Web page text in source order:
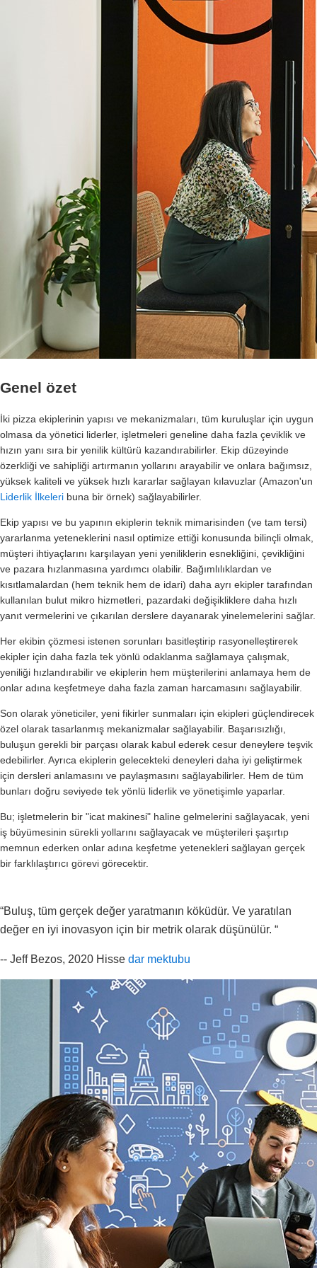
Hızlı denemelere ilişkin olarak başarıyı zorla
katlamak ve kaynakları rasyonelleştirmek için
anlama ve paylaşma yeteneğiyle bu çıkarımları
gelecekteki denemelere daha iyi şekilde uygulayarak
yinelemenin ve gelecekteki yatırım kararlarının
Amazon ve AWS'nin kuruluşunun; ekiplerin hızlı,
bağımsız ve özerk bir şekilde çalışmasını sağlarken
yönetişimi ve gözetimi teşvik etmeye yardımcı olan
yönlerinden biri, tek yönlü lider kavramıdır.
Genel özet
İki pizza ekiplerinin yapısı ve mekanizmaları, tüm kuruluşlar için uygun
olmasa da yönetici liderler, işletmeleri geneline daha fazla çeviklik ve
hızın yanı sıra bir yenilik kültürü kazandırabilirler. Ekip düzeyinde
özerkliği ve sahipliği artırmanın yollarını arayabilir ve onlara bağımsız,
yüksek kaliteli ve yüksek hızlı kararlar sağlayan kılavuzlar (Amazon'un
Liderlik İlkeleri buna bir örnek) sağlayabilirler.
Ekip yapısı ve bu yapının ekiplerin teknik mimarisinden (ve tam tersi)
yararlanma yeteneklerini nasıl optimize ettiği konusunda bilinçli olmak,
müşteri ihtiyaçlarını karşılayan yeni yeniliklerin esnekliğini, çevikliğini
ve pazara hızlanmasına yardımcı olabilir. Bağımlılıklardan ve
kısıtlamalardan (hem teknik hem de idari) daha ayrı ekipler tarafından
kullanılan bulut mikro hizmetleri, pazardaki değişikliklere daha hızlı
yanıt vermelerini ve çıkarılan derslere dayanarak yinelemelerini sağlar.
Her ekibin çözmesi istenen sorunları basitleştirip rasyonelleştirerek
ekipler için daha fazla tek yönlü odaklanma sağlamaya çalışmak,
yeniliği hızlandırabilir ve ekiplerin hem müşterilerini anlamaya hem de
onlar adına keşfetmeye daha fazla zaman harcamasını sağlayabilir.
Son olarak yöneticiler, yeni fikirler sunmaları için ekipleri güçlendirecek
özel olarak tasarlanmış mekanizmalar sağlayabilir. Başarısızlığı,
buluşun gerekli bir parçası olarak kabul ederek cesur deneylere teşvik
edebilirler. Ayrıca ekiplerin gelecekteki deneyleri daha iyi geliştirmek
için dersleri anlamasını ve paylaşmasını sağlayabilirler. Hem de tüm
bunları doğru seviyede tek yönlü liderlik ve yönetişimle yaparlar.
Bu; işletmelerin bir "icat makinesi" haline gelmelerini sağlayacak, yeni
iş büyümesinin sürekli yollarını sağlayacak ve müşterileri şaşırtıp
memnun ederken onlar adına keşfetme yetenekleri sağlayan gerçek
bir farklılaştırıcı görevi görecektir.
“Buluş, tüm gerçek değer yaratmanın köküdür. Ve yaratılan
değer en iyi inovasyon için bir metrik olarak düşünülür. “
-- Jeff Bezos, 2020 Hisse dar mektubu